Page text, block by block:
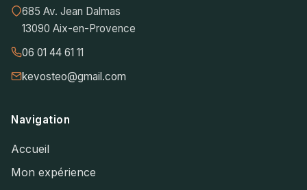
685 Av. Jean Dalmas
13090 Aix-en-Provence
06 01 44 61 11
kevosteo@gmail.com
Navigation
Accueil
Mon expérience